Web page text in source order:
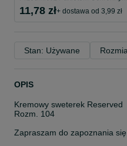
11,78 zł+ dostawa od 3,99 zł
Stan: Używane
OPIS
Kremowy sweterek Reserved
Rozm. 104
Zapraszam do zapoznania